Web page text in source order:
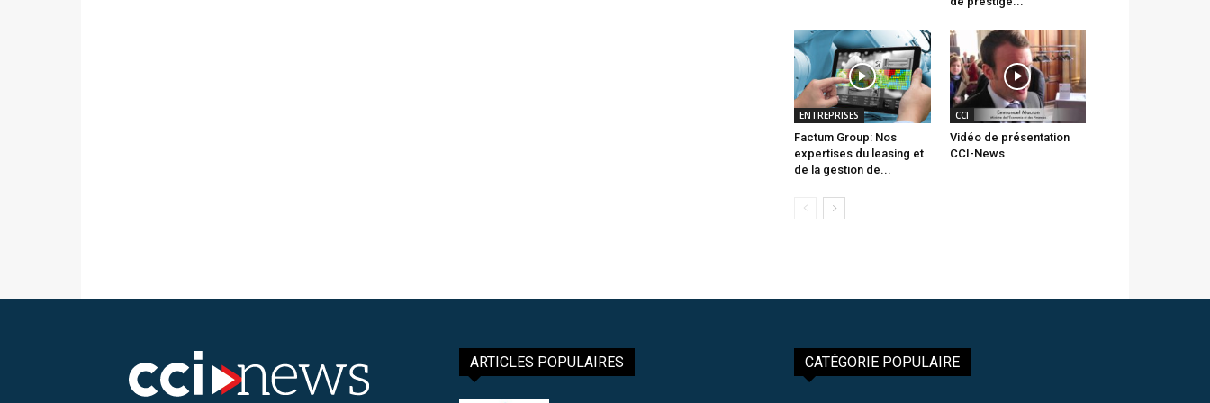
ENTREPRISES
Factum Group: Nos
expertises du leasing et
de la gestion de...
CCI
Vidéo de présentation
CCI-News
ARTICLES POPULAIRES CATÉGORIE POPULAIRE